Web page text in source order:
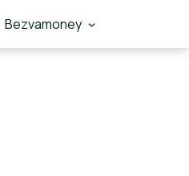
Bezvamoney